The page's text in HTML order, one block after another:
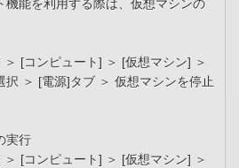
能を利用する際は、仮想マシンの
[コンピュート] ＞ [仮想マシン] ＞
択 ＞ [電源]タブ ＞ 仮想マシンを停止
実行
[コンピュート] ＞ [仮想マシン] ＞